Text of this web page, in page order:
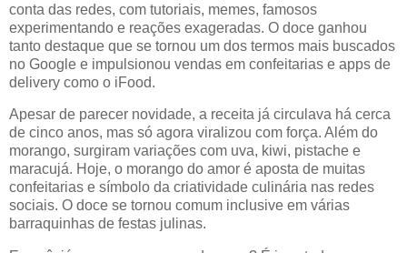
conta das redes, com tutoriais, memes, famosos
experimentando e reações exageradas. O doce ganhou
tanto destaque que se tornou um dos termos mais buscados
no Google e impulsionou vendas em confeitarias e apps de
delivery como o iFood.
Apesar de parecer novidade, a receita já circulava há cerca
de cinco anos, mas só agora viralizou com força. Além do
morango, surgiram variações com uva, kiwi, pistache e
maracujá. Hoje, o morango do amor é aposta de muitas
confeitarias e símbolo da criatividade culinária nas redes
sociais. O doce se tornou comum inclusive em várias
barraquinhas de festas julinas.